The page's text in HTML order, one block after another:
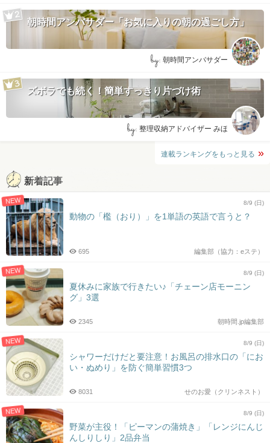
朝時間アンバサダー「お気に入りの朝の過ごし方」
by: 朝時間アンバサダー
ズボラでも続く！簡単すっきり片づけ術
by: 整理収納アドバイザー みほ
連載ランキングをもっと見る
新着記事
NEW 8/9 (日)
動物の「檻（おり）」を1単語の英語で言うと？
編集部（協力：eステ）
695
NEW 8/9 (日)
夏休みに家族で行きたい♪「チェーン店モーニン
グ」3選
朝時間.jp編集部
2345
NEW 8/9 (日)
シャワーだけだと要注意！お風呂の排水口の「にお
い・ぬめり」を防ぐ簡単習慣3つ
せのお愛（クリンネスト）
8031
NEW 8/9 (日)
野菜が主役！「ピーマンの蒲焼き」「レンジにんじ
んしりしり」2品弁当